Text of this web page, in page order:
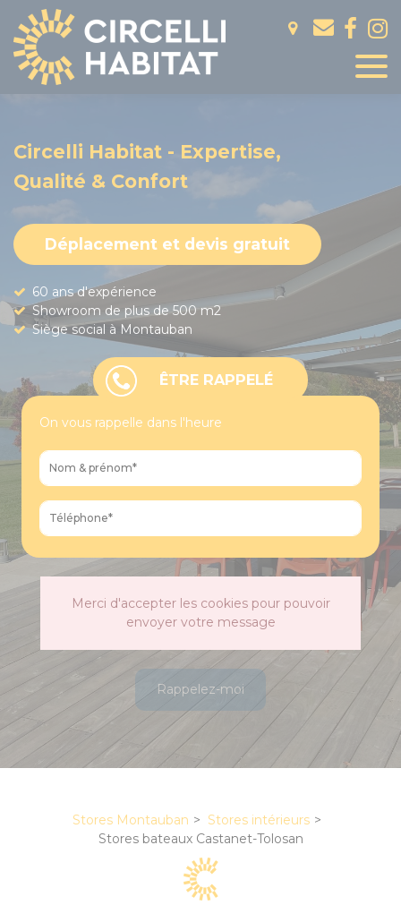
Circelli Habitat - Expertise,
Qualité & Confort
Déplacement et devis gratuit
60 ans d'expérience
Showroom de plus de 500 m2
Siège social à Montauban
ÊTRE RAPPELÉ
On vous rappelle dans l'heure
Merci d'accepter les cookies pour pouvoir
envoyer votre message
Rappelez-moi
Stores Montauban
Stores intérieurs
Stores bateaux Castanet-Tolosan
Panneau de gestion des cookies